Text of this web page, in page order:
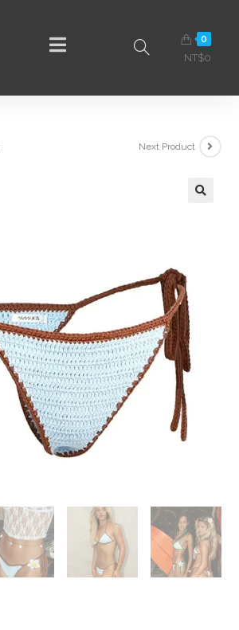
0
NT$0
Next Product